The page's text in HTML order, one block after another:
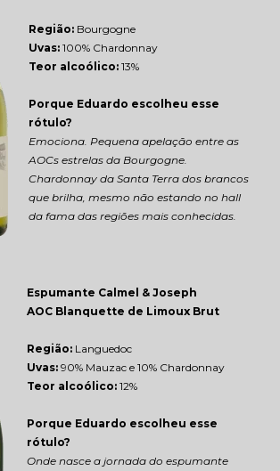
Região: Bourgogne
Uvas: 100% Chardonnay
Teor alcoólico: 13%
Porque Eduardo escolheu esse
rótulo?
Emociona. Pequena apelação entre as
AOCs estrelas da Bourgogne.
Chardonnay da Santa Terra dos brancos
que brilha, mesmo não estando no hall
da fama das regiões mais conhecidas.
Espumante Calmel & Joseph
AOC Blanquette de Limoux Brut
Região: Languedoc
Uvas: 90% Mauzac e 10% Chardonnay
Teor alcoólico: 12%
Porque Eduardo escolheu esse
rótulo?
Onde nasce a jornada do espumante